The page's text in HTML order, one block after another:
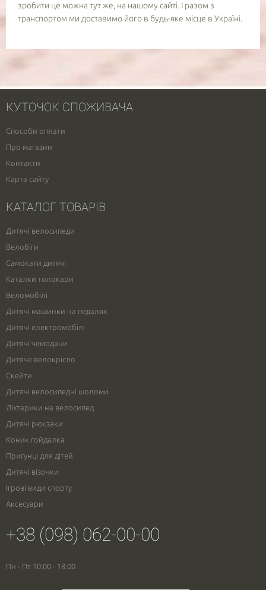
зробити це можна тут же, на нашому сайті. І разом з
транспортом ми доставимо його в будь-яке місце в Україні.
КУТОЧОК СПОЖИВАЧА
Способи оплати
Про магазин
Контакти
Карта сайту
КАТАЛОГ ТОВАРІВ
Дитячі велосипеди
Велобіги
Самокати дитячі
Каталки толокари
Веломобілі
Дитячі машинки на педалях
Дитячі електромобілі
Дитячі чемодани
Дитяче велокрісло
Скейти
Дитячі велосипедні шоломи
Ліхтарики на велосипед
Дитячі рюкзаки
Коник гойдалка
Пригунці для дітей
Дитячі візочки
Ігрові види спорту
Аксесуари
+38 (098) 062-00-00
Пн - Пт 10:00 - 18:00